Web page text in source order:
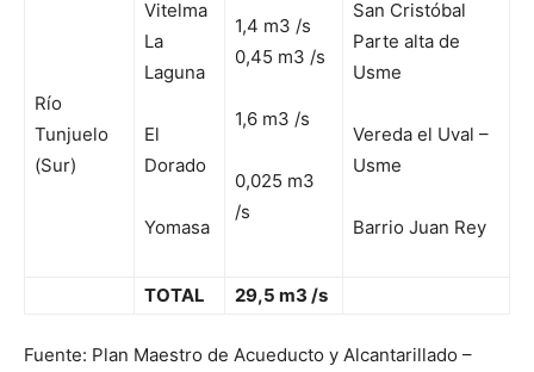
Río
Tunjuelo
(Sur)
Vitelma
La
Laguna
El
Dorado
Yomasa
1,4 m3 /s
0,45 m3 /s
1,6 m3 /s
0,025 m3
/s
San Cristóbal
Parte alta de
Usme
Vereda el Uval –
Usme
Barrio Juan Rey
TOTAL 29,5 m3 /s
Fuente: Plan Maestro de Acueducto y Alcantarillado –